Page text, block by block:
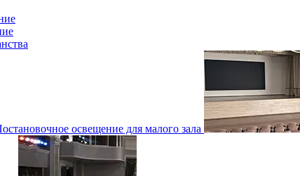
освещение для малого зала